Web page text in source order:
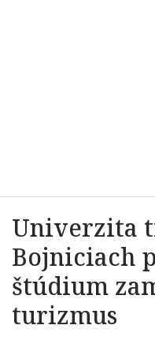
Univerzita
Bojniciach
štúdium
turizmus